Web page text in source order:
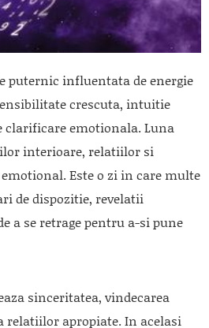
puternic influentata de energie
crescuta, intuitie
clarificare emotionala. Luna
interioare, relatiilor si
Este o zi in care multe
de dispozitie, revelatii
a se retrage pentru a-si pune
sinceritatea, vindecarea
relatiilor apropiate. In acelasi